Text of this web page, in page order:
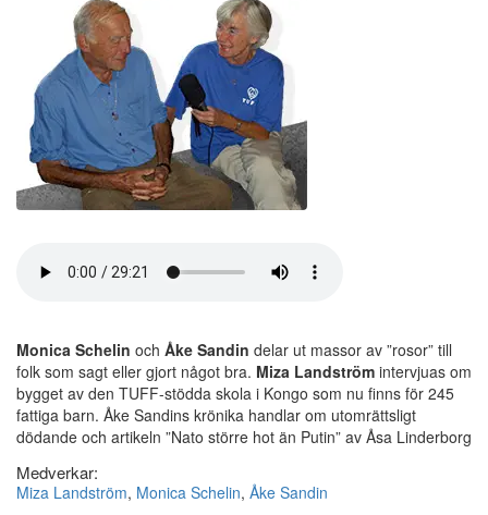
Monica Schelin och Åke Sandin delar ut massor av ”rosor” till
folk som sagt eller gjort något bra. Miza Landström intervjuas om
bygget av den TUFF-stödda skola i Kongo som nu finns för 245
fattiga barn. Åke Sandins krönika handlar om utomrättsligt
dödande och artikeln ”Nato större hot än Putin” av Åsa Linderborg
Medverkar:
Miza Landström, Monica Schelin, Åke Sandin